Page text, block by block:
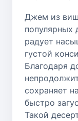
Джем из
популярных
радует
густой
Благодаря
сохраняет
быстро
Такой